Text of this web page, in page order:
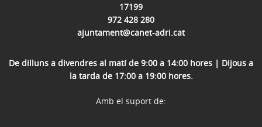
17199
972 428 280
ajuntament@canet-adri.cat
De dilluns a divendres al matí de 9:00 a 14:00 hores | Dijous a
la tarda de 17:00 a 19:00 hores.
Amb el suport de: